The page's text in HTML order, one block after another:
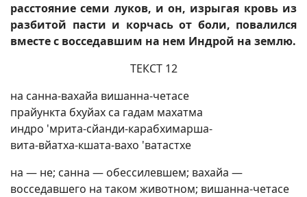
расстояние семи луков, и он, изрыгая кровь из
разбитой пасти и корчась от боли, повалился
вместе с восседавшим на нем Индрой на землю.
ТЕКСТ 12
на санна-вахайа вишанна-четасе
прайункта бхуйах са гадам махатма
индро 'мрита-сйанди-карабхимарша-
вита-вйатха-кшата-вахо 'ватастхе
на — не; санна — обессилевшем; вахайа —
восседавшего на таком животном; вишанна-четасе